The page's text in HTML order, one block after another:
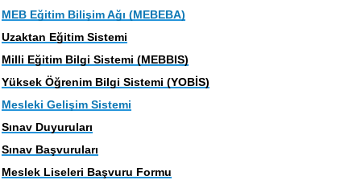
MEB Eğitim Bilişim Ağı (MEBEBA)
Uzaktan Eğitim Sistemi
Milli Eğitim Bilgi Sistemi (MEBBIS)
Yüksek Öğrenim Bilgi Sistemi (YOBİS)
Mesleki Gelişim Sistemi
Sınav Duyuruları
Sınav Başvuruları
Meslek Liseleri Başvuru Formu